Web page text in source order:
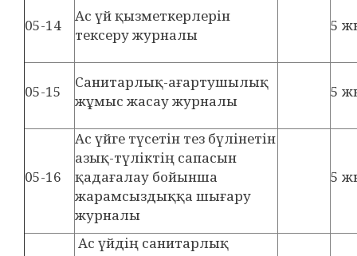
05-14
Ас үй қызметкерлерін
тексеру журналы
5
05-15
Санитарлық-ағартушылық
жұмыс жасау журналы
5
05-16
Ас үйге түсетін тез бүлінетін
азық-түліктің сапасын
қадағалау бойынша
жарамсыздыққа шығару
журналы
5
Ас үйдің санитарлық